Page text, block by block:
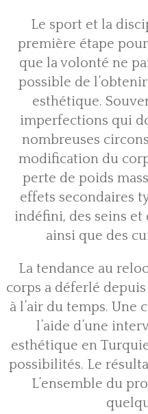
Le sport et la
première étape
que la volonté ne
possible de
esthétique.
imperfections qui
nombreuses
modification du
perte de poids
effets secondaires
indéfini, des seins et
ainsi que des
La tendance au
corps a déferlé
à l’air du temps. Une
l’aide d’une
esthétique en
possibilités. Le
L’ensemble du